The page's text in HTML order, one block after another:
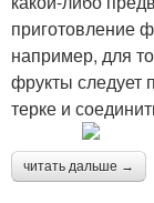
приготовление
например, для
фрукты следует
терке и
читать дальше →